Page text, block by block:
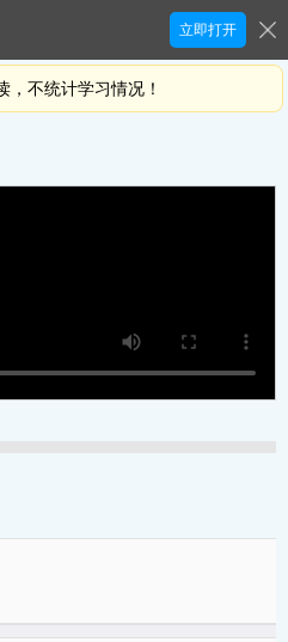
立即打开
，不统计学习情况！